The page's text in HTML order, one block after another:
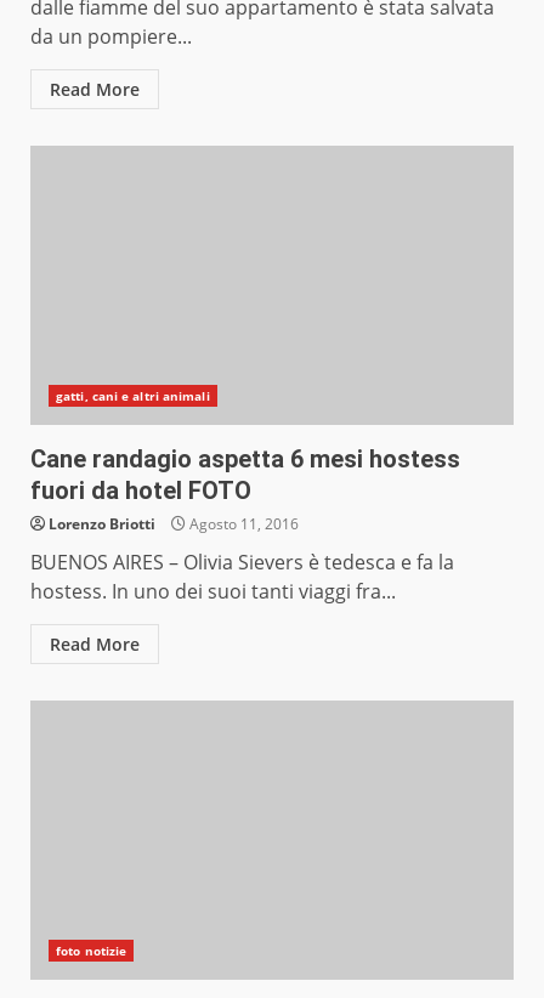
dalle fiamme del suo appartamento è stata salvata
da un pompiere...
Read More
gatti, cani e altri animali
Cane randagio aspetta 6 mesi hostess
fuori da hotel FOTO
Lorenzo Briotti Agosto 11, 2016
BUENOS AIRES – Olivia Sievers è tedesca e fa la
hostess. In uno dei suoi tanti viaggi fra...
Read More
foto notizie